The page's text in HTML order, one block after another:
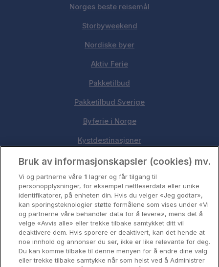
Norges beste reisemål
Storbyweekend
Nordiske byer
Aktiv Ferie
Pakketilbud
Pakketilbud Sverige
Byferie i Norge
Kystdestinasjoner
Oslo
Stavanger
Bergen
Utforsk Norden
Om Coop HotellKupp
Konkurranse
Bruk av informasjonskapsler (cookies) mv.
Vi og partnerne våre 1 lagrer og får tilgang til
personopplysninger, for eksempel nettleserdata eller unike
identifikatorer, på enheten din. Hvis du velger «Jeg godtar»,
kan sporingsteknologier støtte formålene som vises under «Vi
og partnerne våre behandler data for å levere», mens det å
velge «Avvis alle» eller trekke tilbake samtykket ditt vil
deaktivere dem. Hvis sporere er deaktivert, kan det hende at
noe innhold og annonser du ser, ikke er like relevante for deg.
Du kan komme tilbake til denne menyen for å endre dine valg
eller trekke tilbake samtykke når som helst ved å Administrer